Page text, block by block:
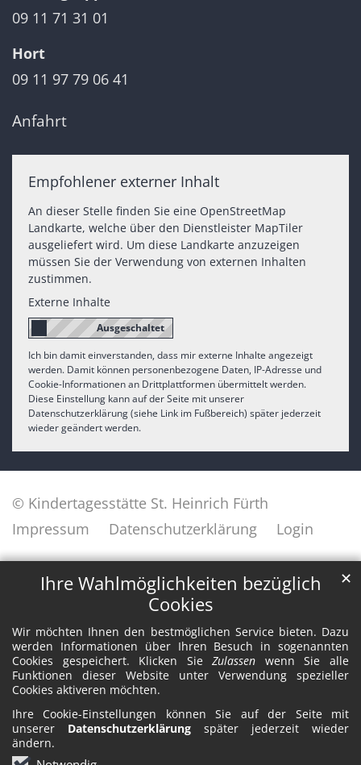
Ihre Wahlmöglichkeiten bezüglich
Cookies
Wir möchten Ihnen den bestmöglichen Service bieten. Dazu
werden Informationen über Ihren Besuch in sogenannten
Cookies gespeichert. Klicken SieZulassen wenn Sie alle
Funktionen dieser Website unter Verwendung spezieller
Cookies aktiveren möchten.
Ihre Cookie-Einstellungen können Sie auf der Seite mit
unserer Datenschutzerklärung später jederzeit wieder
ändern.
✕
09 11 71 31 01
Hort
09 11 97 79 06 41
Anfahrt
Empfohlener externer Inhalt
An dieser Stelle finden Sie eine OpenStreetMap
Landkarte, welche über den Dienstleister MapTiler
ausgeliefert wird. Um diese Landkarte anzuzeigen
müssen Sie der Verwendung von externen Inhalten
zustimmen.
Externe Inhalte
Ich bin damit einverstanden, dass mir externe Inhalte angezeigt
werden. Damit können personenbezogene Daten, IP-Adresse und
Cookie-Informationen an Drittplattformen übermittelt werden.
Diese Einstellung kann auf der Seite mit unserer
Datenschutzerklärung (siehe Link im Fußbereich) später jederzeit
wieder geändert werden.
© Kindertagesstätte St. Heinrich Fürth
Impressum
Datenschutzerklärung Login